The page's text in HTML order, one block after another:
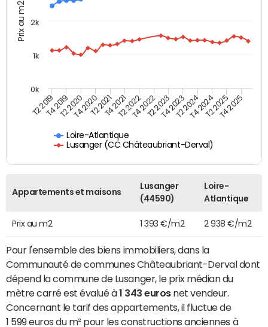
Prix au m2
Loire-Atlantique
Lusanger (CC Châteaubriant-Derval)
T2 2019T4 2019T2 2020T4 2020T2 2021T4 2021T2 2022T4 2022T2 2023T4 2023T2 2024T4 2024T2 2025T4 2025
1k
2k
0k
Appartements et maisons
Lusanger
(44590)
Loire-
Atlantique
Prix au m2 1 393 €/m2 2 938 €/m2
Pour l'ensemble des biens immobiliers, dans la
Communauté de communes Châteaubriant-Derval dont
dépend la commune de Lusanger, le prix médian du
mètre carré est évalué à1 343 eurosnet vendeur.
Concernant le tarif des appartements, il fluctue de
1 599 euros du m² pour les constructions anciennes à